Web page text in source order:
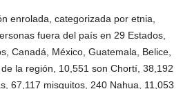
enrolada, categorizada por etnia,
fuera del país en 29 Estados,
Canadá, México, Guatemala, Belice,
la región, 10,551 son Chortí, 38,192
67,117 misquitos, 240 Nahua, 11,053